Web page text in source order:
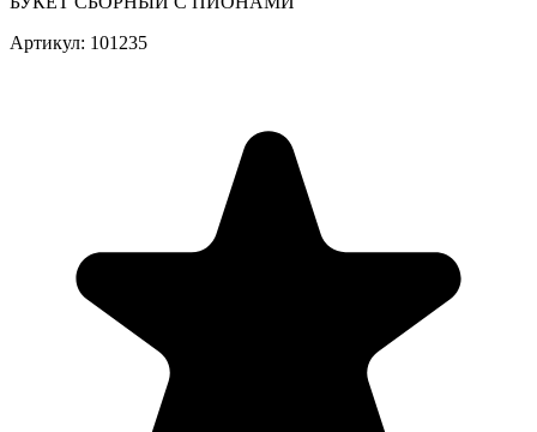
Артикул: 101235